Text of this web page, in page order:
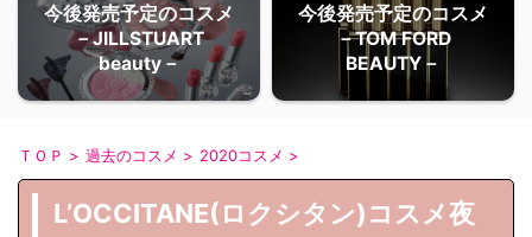
今後発売予定のコスメ
－JILLSTUART
beauty－
今後発売予定のコスメ
－TOM FORD
BEAUTY－
ＴＯＰ > 過去のコスメ > 2020コスメ >
L’OCCITANE(ロクシタン)コスメ夜